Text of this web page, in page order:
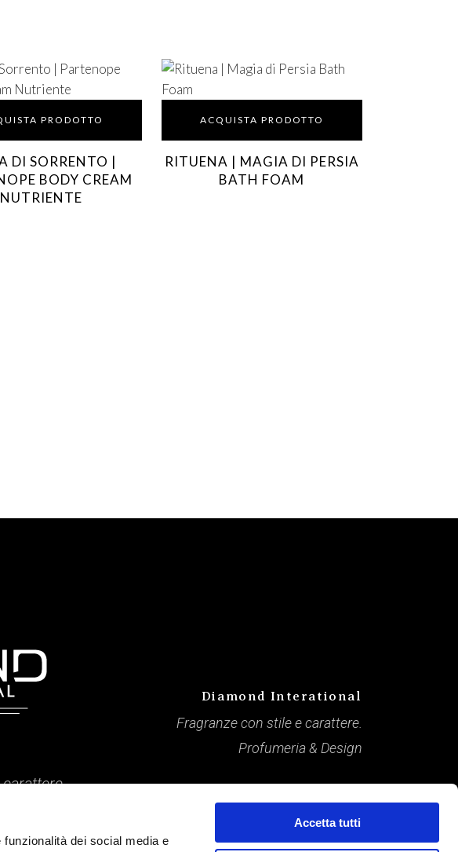
dei social media e
Accetta tutti
PRODOTTO
DI SORRENTO |
BODY CREAM
NUTRIENTE
ACQUISTA PRODOTTO
RITUENA | MAGIA DI PERSIA
BATH FOAM
Diamond Interational
Fragranze con stile e carattere.
Profumeria & Design